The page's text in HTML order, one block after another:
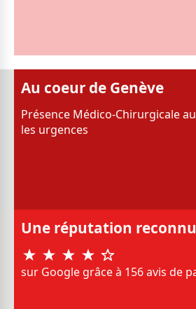
Au coeur de Genève
Présence Médico-Chirurgicale
les urgences
Une réputation
sur Google grâce à 156 avis de